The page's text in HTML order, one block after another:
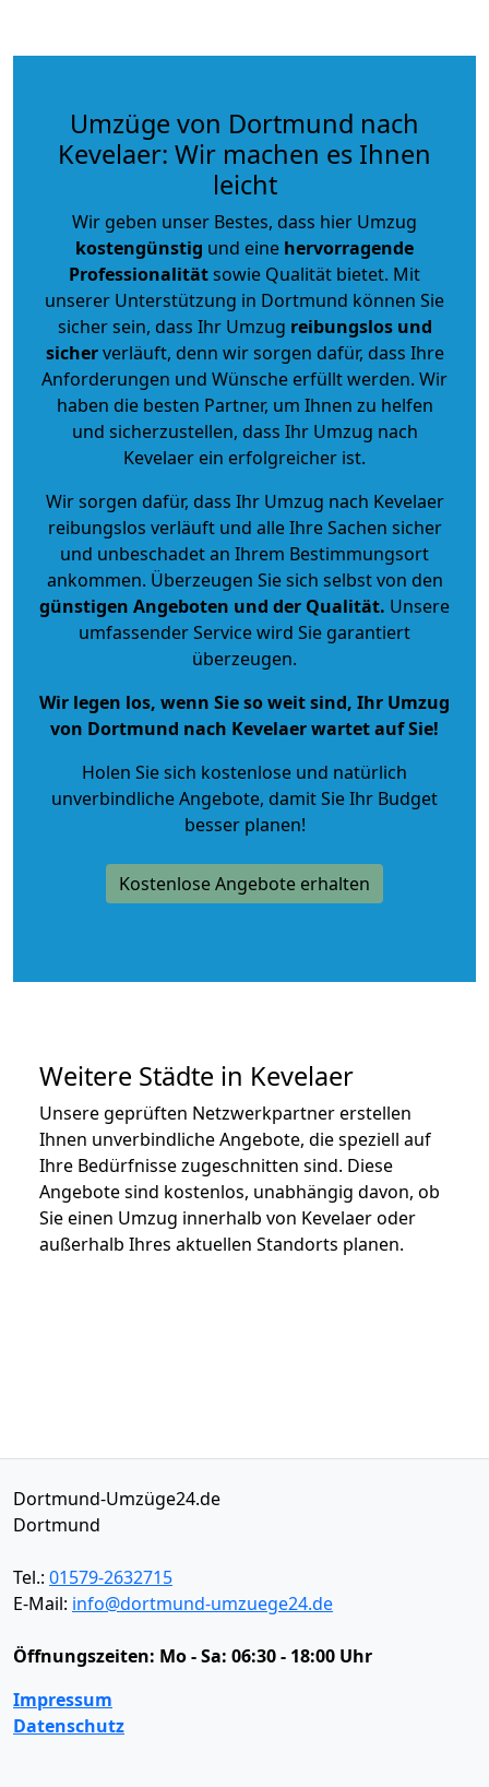
Umzüge von Dortmund nach
Kevelaer: Wir machen es Ihnen
leicht
Wir geben unser Bestes, dass hier Umzug
kostengünstig und eine hervorragende
Professionalitätsowie Qualität bietet. Mit
unserer Unterstützung in Dortmund können Sie
sicher sein, dass Ihr Umzug reibungslos und
sicherverläuft, denn wir sorgen dafür, dass Ihre
Anforderungen und Wünsche erfüllt werden. Wir
haben die besten Partner, um Ihnen zu helfen
und sicherzustellen, dass Ihr Umzug nach
Kevelaer ein erfolgreicher ist.
Wir sorgen dafür, dass Ihr Umzug nach Kevelaer
reibungslos verläuft und alle Ihre Sachen sicher
und unbeschadet an Ihrem Bestimmungsort
ankommen. Überzeugen Sie sich selbst von den
günstigen Angeboten und der Qualität. Unsere
umfassender Service wird Sie garantiert
überzeugen.
Wir legen los, wenn Sie so weit sind, Ihr Umzug
von Dortmund nach Kevelaer wartet auf Sie!
Holen Sie sich kostenlose und natürlich
unverbindliche Angebote, damit Sie Ihr Budget
besser planen!
Kostenlose Angebote erhalten
Weitere Städte in Kevelaer
Unsere geprüften Netzwerkpartner erstellen
Ihnen unverbindliche Angebote, die speziell auf
Ihre Bedürfnisse zugeschnitten sind. Diese
Angebote sind kostenlos, unabhängig davon, ob
Sie einen Umzug innerhalb von Kevelaer oder
außerhalb Ihres aktuellen Standorts planen.
Dortmund-Umzüge24.de
Dortmund
Tel.: 01579-2632715
E-Mail: info@dortmund-umzuege24.de
Öffnungszeiten: Mo - Sa: 06:30 - 18:00 Uhr
Impressum
Datenschutz